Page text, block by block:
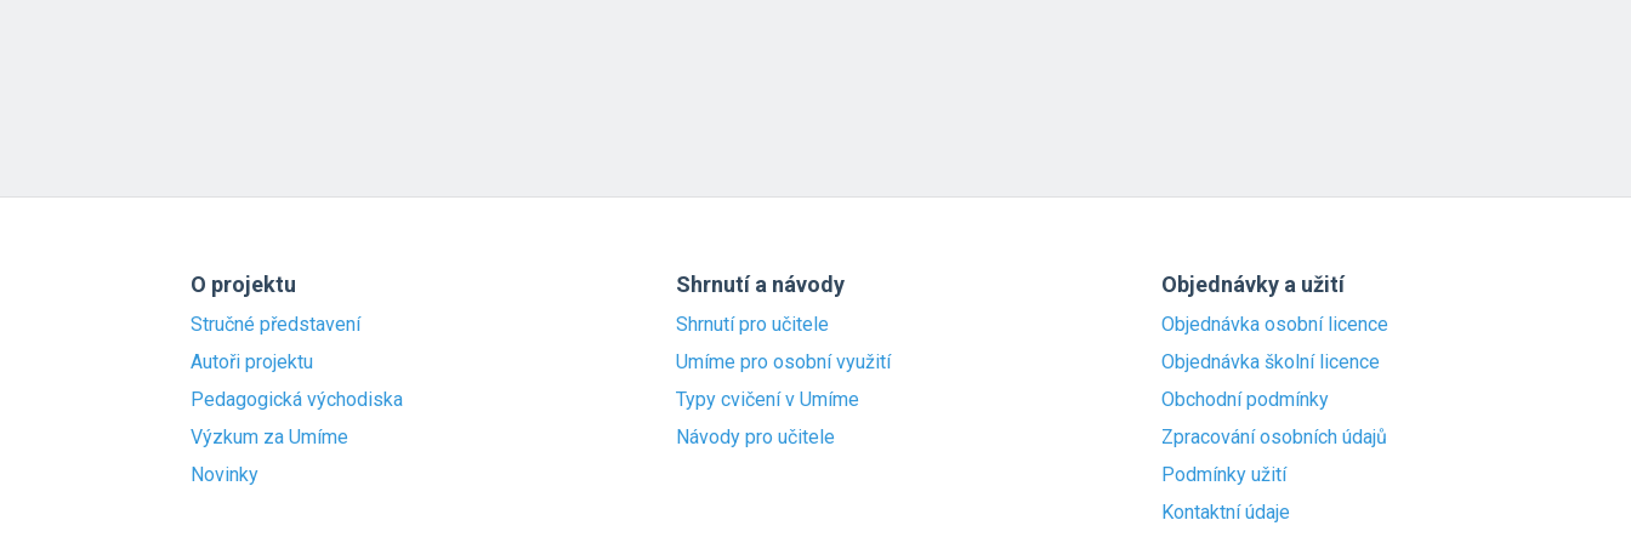
O projektu
Stručné představení
Autoři projektu
Pedagogická východiska
Výzkum za Umíme
Novinky
Shrnutí a návody
Shrnutí pro učitele
Umíme pro osobní využití
Typy cvičení v Umíme
Návody pro učitele
Objednávky a užití
Objednávka osobní licence
Objednávka školní licence
Obchodní podmínky
Zpracování osobních údajů
Podmínky užití
Kontaktní údaje